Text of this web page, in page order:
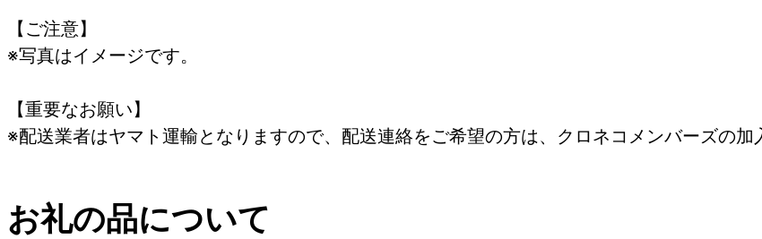
【ご注意】
※写真はイメージです。
【重要なお願い】
※配送業者はヤマト運輸となりますので、配送連絡をご希望の方は、クロネコメンバーズの加
お礼の品について